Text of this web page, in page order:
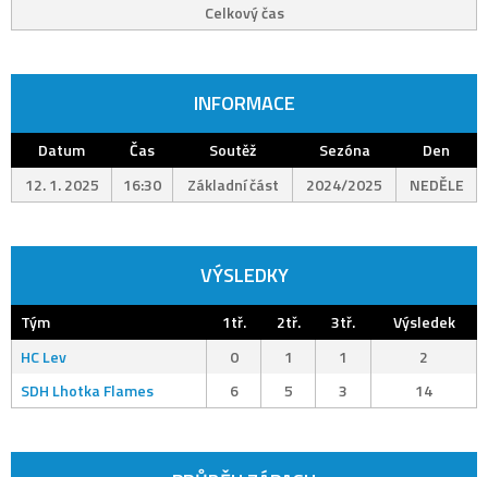
Celkový čas
INFORMACE
Datum Čas Soutěž Sezóna
Den
12. 1. 2025
16:30 Základní část 2024/2025 NEDĚLE
VÝSLEDKY
Tým 1tř. 2tř. 3tř.
Výsledek
HC Lev
0 1 1
2
SDH Lhotka Flames
6 5 3 14